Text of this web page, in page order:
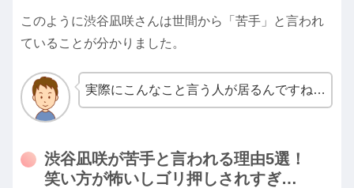
このように渋谷凪咲さんは世間から「苦手」と言われ
ていることが分かりました。
実際にこんなこと言う人が居るんですね…
渋谷凪咲が苦手と言われる理由5選！
笑い方が怖いしゴリ押しされすぎ…